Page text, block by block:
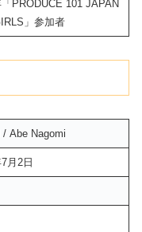
「PRODUCE 101 JAPAN
」参加者
/ Abe Nagomi
月2日